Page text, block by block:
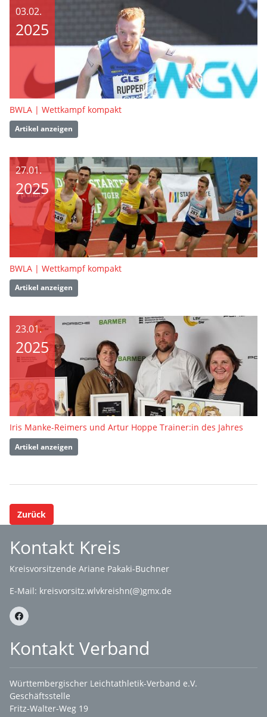
03.02.
2025
BWLA | Wettkampf kompakt
Artikel anzeigen
27.01.
2025
BWLA | Wettkampf kompakt
Artikel anzeigen
23.01.
2025
Iris Manke-Reimers und Artur Hoppe Trainer:in des Jahres
Artikel anzeigen
Zurück
Kontakt Kreis
Kreisvorsitzende Ariane Pakaki-Buchner
E-Mail: kreisvorsitz.wlvkreishn(@)gmx.de
Kontakt Verband
Württembergischer Leichtathletik-Verband e.V.
Geschäftsstelle
Fritz-Walter-Weg 19